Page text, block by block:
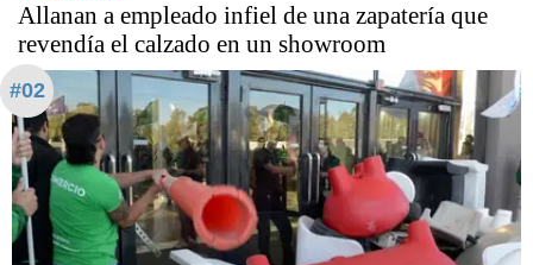
Allanan a empleado infiel de una zapatería que
revendía el calzado en un showroom
#02